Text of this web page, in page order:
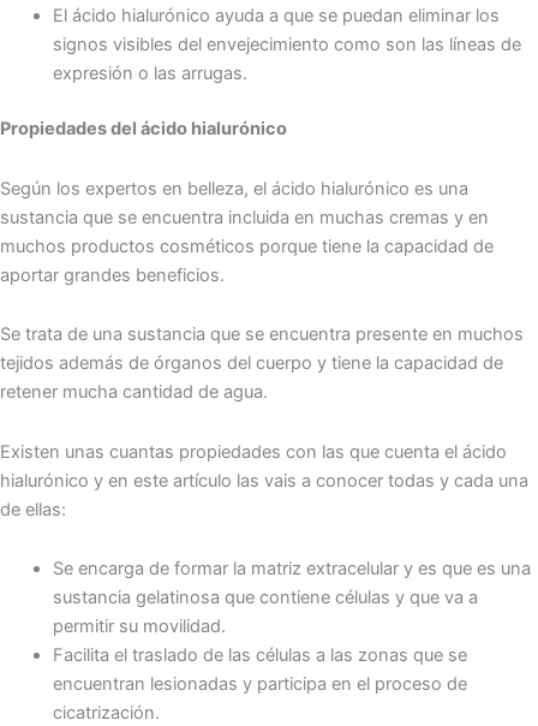
El ácido hialurónico ayuda a que se puedan eliminar los
signos visibles del envejecimiento como son las líneas de
expresión o las arrugas.
Propiedades del ácido hialurónico
Según los expertos en belleza, el ácido hialurónico es una
sustancia que se encuentra incluida en muchas cremas y en
muchos productos cosméticos porque tiene la capacidad de
aportar grandes beneficios.
Se trata de una sustancia que se encuentra presente en muchos
tejidos además de órganos del cuerpo y tiene la capacidad de
retener mucha cantidad de agua.
Existen unas cuantas propiedades con las que cuenta el ácido
hialurónico y en este artículo las vais a conocer todas y cada una
de ellas:
Se encarga de formar la matriz extracelular y es que es una
sustancia gelatinosa que contiene células y que va a
permitir su movilidad.
Facilita el traslado de las células a las zonas que se
encuentran lesionadas y participa en el proceso de
cicatrización.